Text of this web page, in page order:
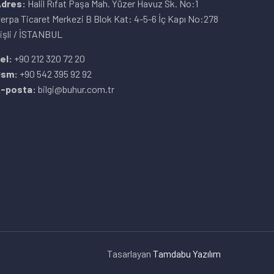
Halil Rıfat Paşa Mah. Yüzer Havuz Sk. No:1
Ticaret Merkezi B Blok Kat: 4-5-6 İç Kapı No:278
/ İSTANBUL
+90 212 320 72 20
+90 542 395 92 92
posta: bilgi@buhur.com.tr
Tasarlayan Tamdabu Yazılım